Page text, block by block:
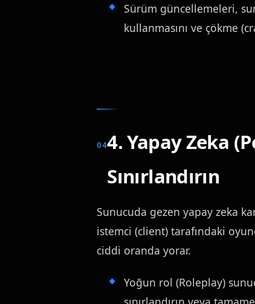
Sürüm güncellemeleri,
kullanmasını ve çökme
4. Yapay Zeka
Sınırlandırın
Sunucuda gezen yapay zeka
istemci (client) tarafındaki
ciddi oranda yorar.
Yoğun rol (Roleplay)